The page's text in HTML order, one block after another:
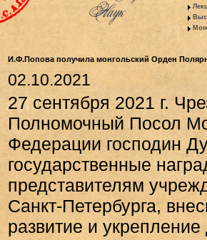
И.Ф.Попова получила монгольский Орден
02.10.2021
27 сентября 2021 г.
Полномочный Посол
Федерации господин
государственные
представителям
Санкт-Петербурга,
развитие и